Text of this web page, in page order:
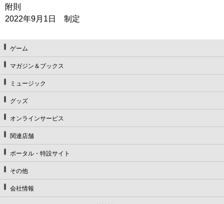
附則
2022年9月1日 制定
ゲーム
マガジン＆ブックス
ミュージック
グッズ
オンラインサービス
関連店舗
ポータル・特設サイト
その他
会社情報